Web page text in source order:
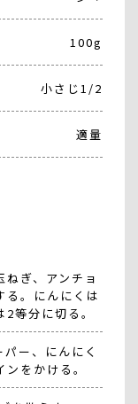
100g
小さじ1/2
適量
ぎ、アンチョ
る。にんにくは
等分に切る。
ー、にんにく
をかける。